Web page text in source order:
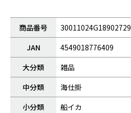
商品番号
30011024G18902729
JAN
4549018776409
大分類
雑品
中分類
海仕掛
小分類
船イカ